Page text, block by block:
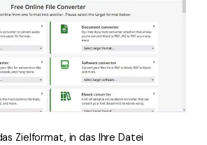
Zielformat, in das Ihre Datei